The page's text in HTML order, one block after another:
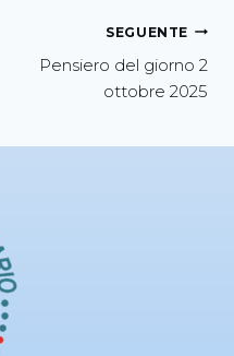
SEGUENTE
Pensiero del giorno 2
ottobre 2025